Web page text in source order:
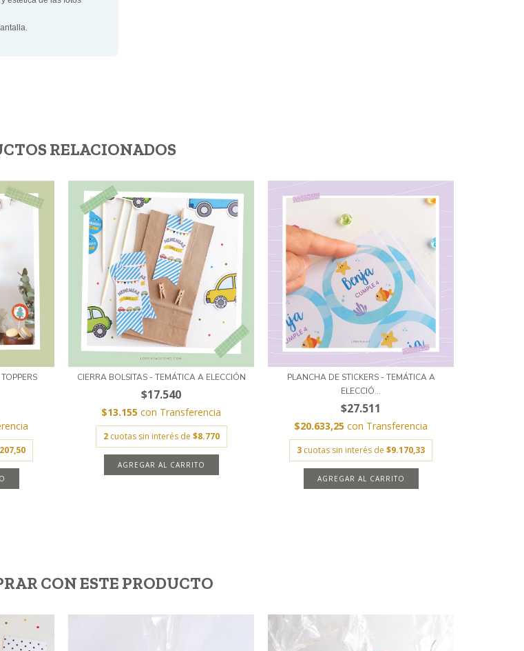
RELACIONADOS
CIERRA BOLSITAS - TEMÁTICA A ELECCIÓN
$17.540
$13.155 con Transferencia
2 cuotas sin interés de $8.770
AGREGAR AL CARRITO
PLANCHA DE STICKERS - TEMÁTICA A
ELECCIÓ...
$27.511
$20.633,25 con Transferencia
3 cuotas sin interés de $9.170,33
CON ESTE PRODUCTO